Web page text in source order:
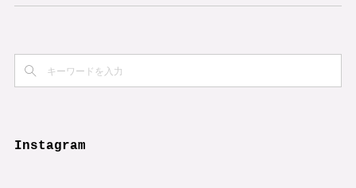
Instagram